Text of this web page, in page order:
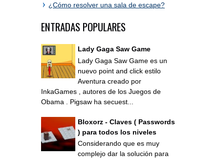
¿Cómo resolver una sala de escape?
ENTRADAS POPULARES
Lady Gaga Saw Game
Lady Gaga Saw Game es un
nuevo point and click estilo
Aventura creado por
InkaGames , autores de los Juegos de
Obama . Pigsaw ha secuest...
Bloxorz - Claves ( Passwords
) para todos los niveles
Considerando que es muy
complejo dar la solución para